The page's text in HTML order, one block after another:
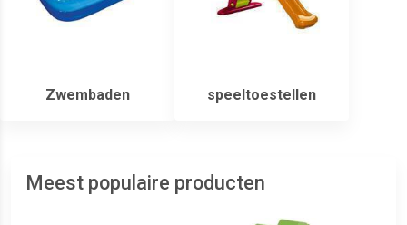
Zwembaden speeltoestellen
Meest populaire producten